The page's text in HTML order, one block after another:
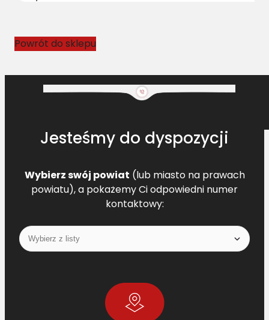
y
N
Powrót do sklepu
Jesteśmy do dyspozycji
Wybierz swój powiat (lub miasto na prawach
powiatu), a pokażemy Ci odpowiedni numer
kontaktowy: